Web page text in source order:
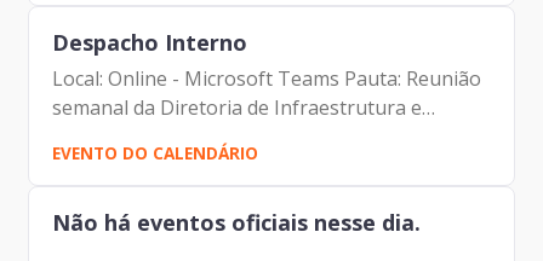
Presidência | Prodam-SP...
Despacho Interno
Local: Online - Microsoft Teams Pauta: Reunião
semanal da Diretoria de Infraestrutura e
Tecnologia Participantes: - Francisco Forbes -
Presidente | Prodam-SP - André Tomiatto -
Assessor da...
EVENTO DO CALENDÁRIO
Não há eventos oficiais nesse dia.